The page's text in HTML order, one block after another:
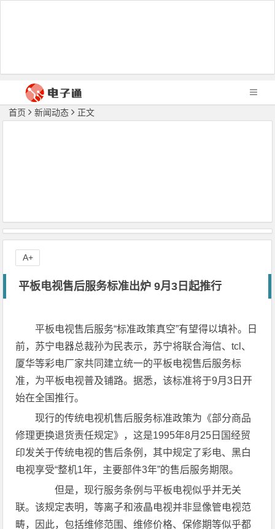
首页 新闻动态 正文
平板电视售后服务标准出炉 9月3日起推行
平板电视售后服务“标准政策真空”有望得以填补。日
前，苏宁电器总裁孙为民表示，苏宁将联合海信、tcl、
厦华等彩电厂家共同建立统一的平板电视售后服务标
准，为平板电视普及铺路。据悉，该标准将于9月3日开
始在全国推行。
现行的传统电视机售后服务标准政策为《部分商品
修理更换退货责任规定》，这是1995年8月25日国经贸
印发关于传统电视的售后条例，其中规定了彩电、黑白
电视享受“整机1年，主要部件3年”的售后服务期限。
但是，现行服务条例与平板电视似乎并无关
联。该规定表明，等离子和液晶电视并非显像管电视范
畴，因此，包括维修范围、维修价格、保修期等似乎都
A+